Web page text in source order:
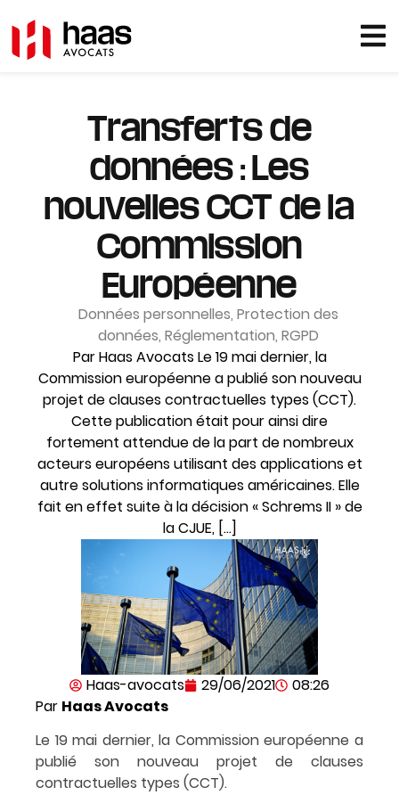
Transferts de
données : Les
nouvelles CCT de la
Commission
Européenne
Données personnelles, Protection des
données, Réglementation, RGPD
Par Haas Avocats Le 19 mai dernier, la
Commission européenne a publié son nouveau
projet de clauses contractuelles types (CCT).
Cette publication était pour ainsi dire
fortement attendue de la part de nombreux
acteurs européens utilisant des applications et
autre solutions informatiques américaines. Elle
fait en effet suite à la décision « Schrems II » de
la CJUE, […]
Haas-avocats 29/06/2021
08:26
Par Haas Avocats
Le 19 mai dernier, la Commission européenne a
publié son nouveau projet de clauses
contractuelles types (CCT).